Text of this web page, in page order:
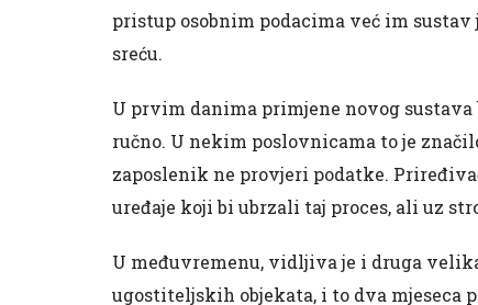
pristup osobnim podacima već im
sreću.
U prvim danima primjene novog sustava
ručno. U nekim poslovnicama to je
zaposlenik ne provjeri podatke.
uređaje koji bi ubrzali taj proces, ali uz
U međuvremenu, vidljiva je i druga
ugostiteljskih objekata, i to dva mjeseca